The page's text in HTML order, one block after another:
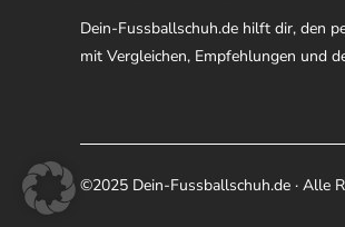
Optionen
können
der
Produktseite
Dein-Fussballschuh.de hilft dir, den
mit Vergleichen, Empfehlungen und
©2025 Dein-Fussballschuh.de · Alle